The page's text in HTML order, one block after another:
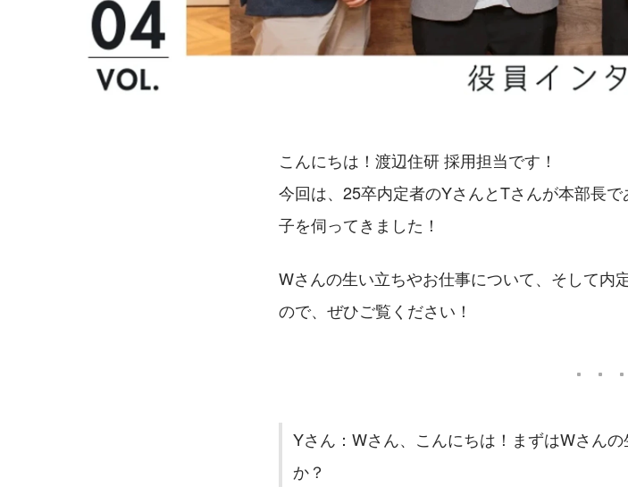
こんにちは！渡辺住研 採用担当です！
今回は、25卒内定者のYさんとTさんが本部長
子を伺ってきました！
Wさんの生い立ちやお仕事について、そして内
ので、ぜひご覧ください！
Yさん：Wさん、こんにちは！まずはWさん
か？